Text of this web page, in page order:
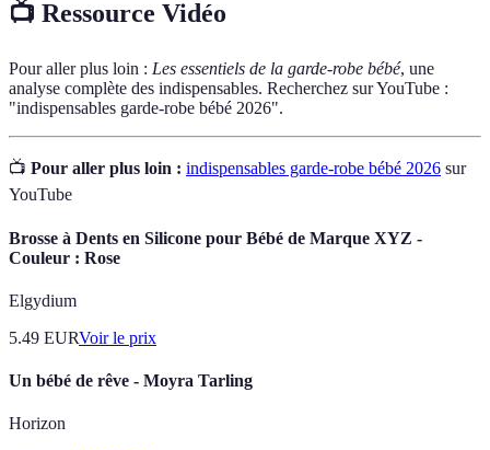
📺 Ressource Vidéo
Pour aller plus loin : Les essentiels de la garde-robe bébé, une
analyse complète des indispensables. Recherchez sur YouTube :
"indispensables garde-robe bébé 2026".
📺 Pour aller plus loin : indispensables garde-robe bébé 2026 sur
YouTube
Brosse à Dents en Silicone pour Bébé de Marque XYZ -
Couleur : Rose
Elgydium
5.49 EURVoir le prix
Un bébé de rêve - Moyra Tarling
Horizon